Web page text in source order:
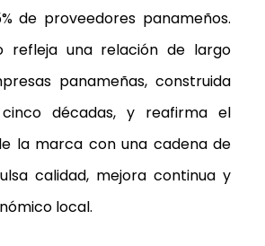
de proveedores panameños.
refleja una relación de largo
panameñas, construida
décadas, y reafirma el
la marca con una cadena de
calidad, mejora continua y
local.